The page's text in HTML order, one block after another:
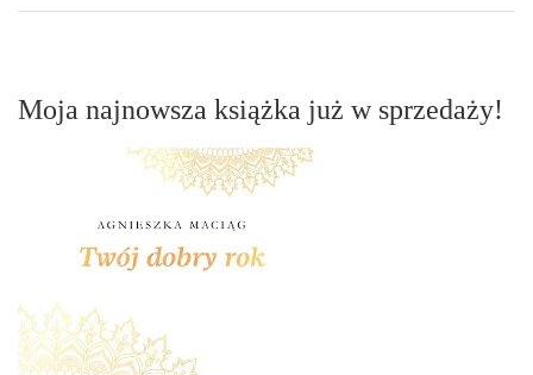
Moja najnowsza książka już w sprzedaży!